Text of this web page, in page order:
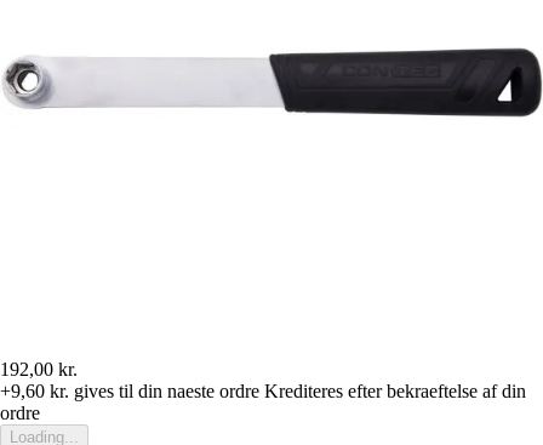
192,00 kr.
+9,60 kr. gives til din naeste ordre Krediteres efter bekraeftelse af din
ordre
Loading...